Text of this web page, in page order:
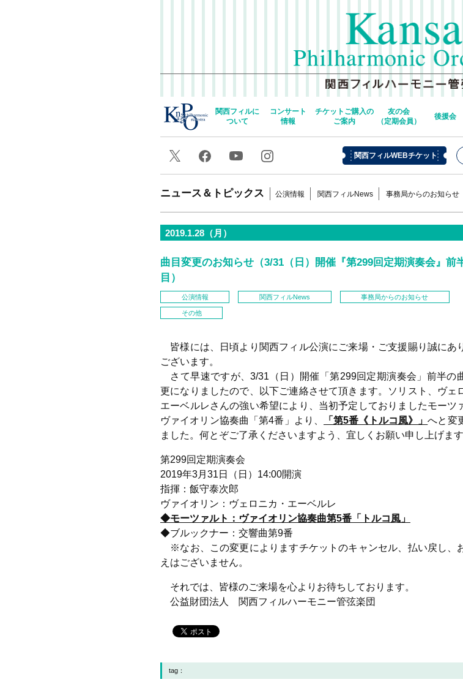
関西フィルに
ついて
コンサート
情報
チケットご購入の
ご案内
友の会
（定期会員）
後援会
関西フィルWEBチケット
ニュース＆トピックス 公演情報 関西フィルNews 事務局からのお知らせ
2019.1.28（月）
曲目変更のお知らせ（3/31（日）開催『第299回定期演奏会』前
目）
公演情報 関西フィルNews 事務局からのお知らせ
その他
皆様には、日頃より関西フィル公演にご来場・ご支援賜り誠にあ
ございます。
さて早速ですが、3/31 （日）開催「第299回定期演奏会」前半の
更になりましたので、以下ご連絡させて頂きます。
ソリスト、ヴェ
エーベルレさんの強い希望により、当初予定しておりましたモーツ
ヴァイオリン協奏曲「第4番」より、
「第5番《トルコ風》」へと変
ました。何とぞご了承くださいますよう、宜しくお願い申し上げます
第299回定期演奏会
2019年3月31日（日）14:00開演
指揮：飯守泰次郎
ヴァイオリン：ヴェロニカ・エーベルレ
◆モーツァルト：ヴァイオリン協奏曲第5番「トルコ風」
◆ブルックナー：交響曲第9番
※なお、この変更によりますチケットのキャンセル、払い戻し、
えはございません。
それでは、皆様のご来場を心よりお待ちしております。
公益財団法人 関西フィルハーモニー管弦楽団
tag：